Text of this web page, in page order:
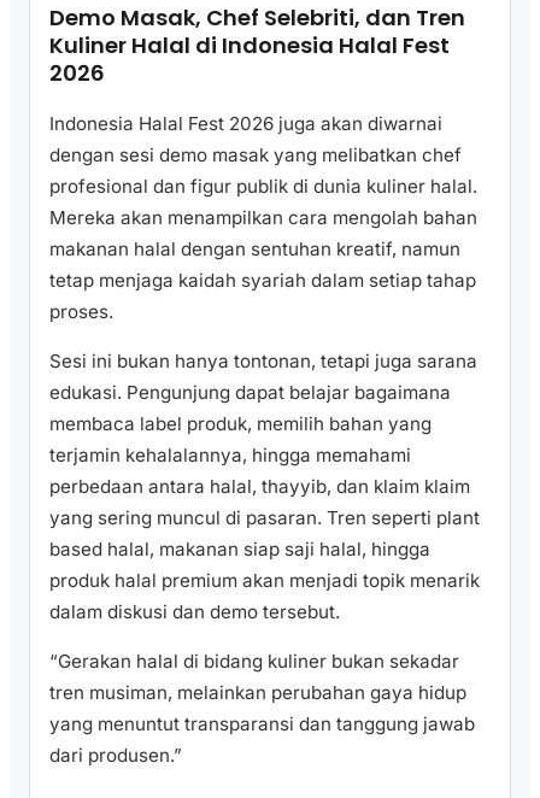
Demo Masak, Chef Selebriti, dan Tren
Kuliner Halal di Indonesia Halal Fest
2026
Indonesia Halal Fest 2026 juga akan diwarnai
dengan sesi demo masak yang melibatkan chef
profesional dan figur publik di dunia kuliner halal.
Mereka akan menampilkan cara mengolah bahan
makanan halal dengan sentuhan kreatif, namun
tetap menjaga kaidah syariah dalam setiap tahap
proses.
Sesi ini bukan hanya tontonan, tetapi juga sarana
edukasi. Pengunjung dapat belajar bagaimana
membaca label produk, memilih bahan yang
terjamin kehalalannya, hingga memahami
perbedaan antara halal, thayyib, dan klaim klaim
yang sering muncul di pasaran. Tren seperti plant
based halal, makanan siap saji halal, hingga
produk halal premium akan menjadi topik menarik
dalam diskusi dan demo tersebut.
“Gerakan halal di bidang kuliner bukan sekadar
tren musiman, melainkan perubahan gaya hidup
yang menuntut transparansi dan tanggung jawab
dari produsen.”